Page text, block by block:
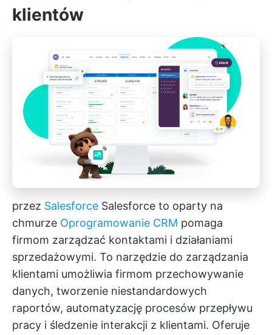
klientów
przez Salesforce Salesforce to oparty na
chmurze Oprogramowanie CRM pomaga
firmom zarządzać kontaktami i działaniami
sprzedażowymi. To narzędzie do zarządzania
klientami umożliwia firmom przechowywanie
danych, tworzenie niestandardowych
raportów, automatyzację procesów przepływu
pracy i śledzenie interakcji z klientami. Oferuje